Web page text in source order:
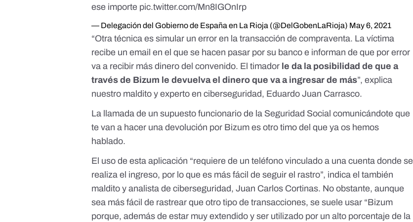
ese importe pic.twitter.com/Mn8IGOnIrp
— Delegación del Gobierno de España en La Rioja (@DelGobenLaRioja) May 6, 2021
“Otra técnica es simular un error en la transacción de compraventa. La víctima
recibe un email en el que se hacen pasar por su banco e informan de que por error
va a recibir más dinero del convenido. El timador le da la posibilidad de que a
través de Bizum le devuelva el dinero que va a ingresar de más”, explica
nuestro maldito y experto en ciberseguridad, Eduardo Juan Carrasco.
La llamada de un supuesto funcionario de la Seguridad Social comunicándote que
te van a hacer una devolución por Bizum es otro timodel que ya os hemos
hablado.
El uso de esta aplicación “requiere de un teléfono vinculado a una cuenta donde se
realiza el ingreso, por lo que es más fácil de seguir el rastro”, indica el también
maldito y analista de ciberseguridad, Juan Carlos Cortinas. No obstante, aunque
sea más fácil de rastrear que otro tipo de transacciones, se suele usar “Bizum
porque, además de estar muy extendido y ser utilizado por un alto porcentaje de la